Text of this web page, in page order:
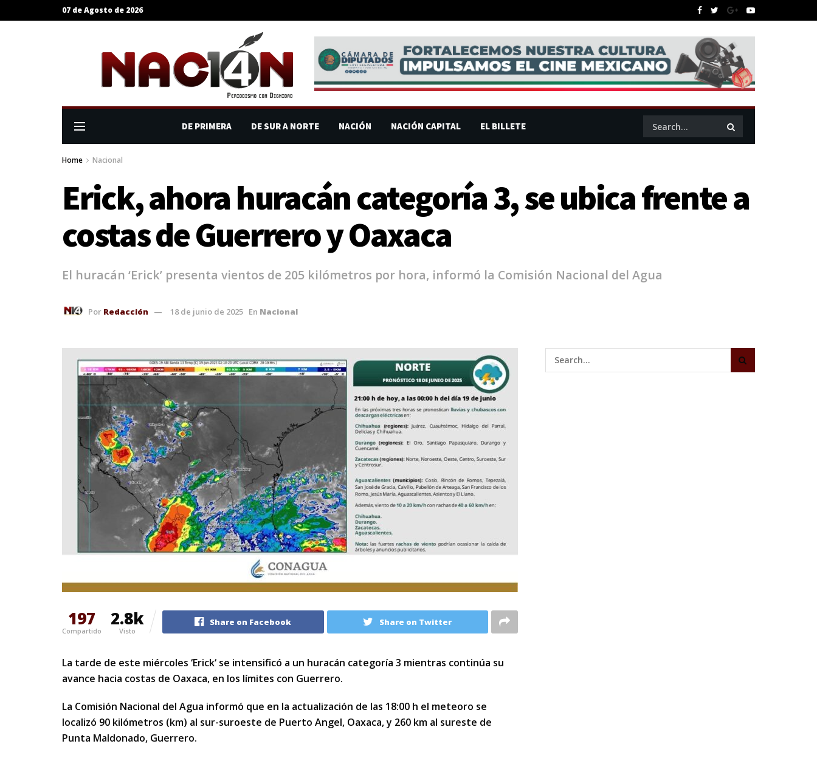
07 de Agosto de 2026
DE PRIMERA DE SUR A NORTE NACIÓN NACIÓN CAPITAL EL BILLETE
Home Nacional
Erick, ahora huracán categoría 3, se ubica frente a
costas de Guerrero y Oaxaca
El huracán ‘Erick’ presenta vientos de 205 kilómetros por hora, informó la Comisión Nacional del Agua
Por Redacción 18 de junio de 2025 En Nacional
197
Compartido
2.8k
Visto
Share on Facebook Share on Twitter
La tarde de este miércoles ‘Erick‘ se intensificó a un huracán categoría 3 mientras continúa su
avance hacia costas de Oaxaca, en los límites con Guerrero.
La Comisión Nacional del Agua informó que en la actualización de las 18:00 h el meteoro se
localizó 90 kilómetros (km) al sur-suroeste de Puerto Angel, Oaxaca, y 260 km al sureste de
Punta Maldonado, Guerrero.